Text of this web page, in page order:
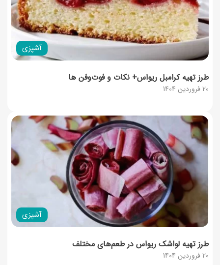
آشپزی
20 فروردین 1404
طرز تهیه کرامبل ریواس+ نکات و فوت‌وفن‌ ها
آشپزی
20 فروردین 1404
طرز تهیه لواشک ریواس در طعم‌های مختلف